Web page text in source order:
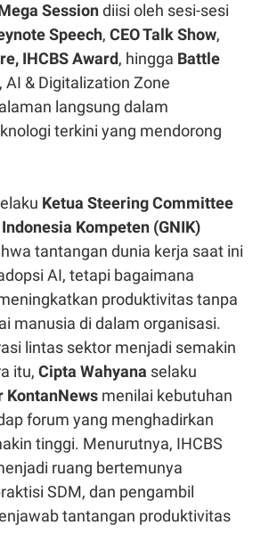
Sessiondiisi oleh sesi-sesi
Speech, CEO Talk Show,
IHCBS Award, hingga Battle
AI & Digitalization Zone
langsung dalam
terkini yang mendorong
Ketua Steering Committee
Kompeten (GNIK)
tantangan dunia kerja saat ini
AI, tetapi bagaimana
produktivitas tanpa
manusia di dalam organisasi.
lintas sektor menjadi semakin
itu, Cipta Wahyana selaku
KontanNews menilai kebutuhan
forum yang menghadirkan
tinggi. Menurutnya, IHCBS
ruang bertemunya
SDM, dan pengambil
tantangan produktivitas